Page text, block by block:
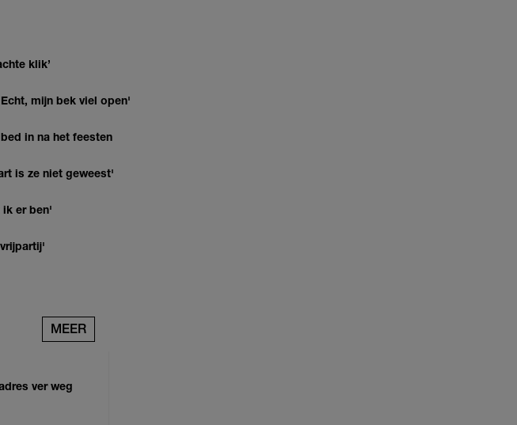
klik’
mijn bek viel open'
in na het feesten
is ze niet geweest'
er ben'
MEER
ver weg